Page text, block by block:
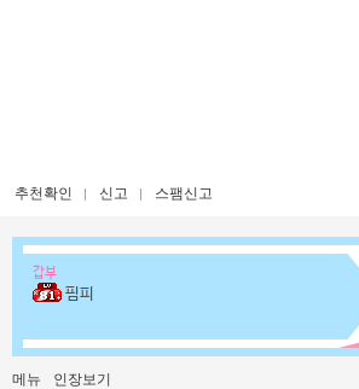
추천확인 신고 스팸신고
갑부
핌피
메뉴 인장보기